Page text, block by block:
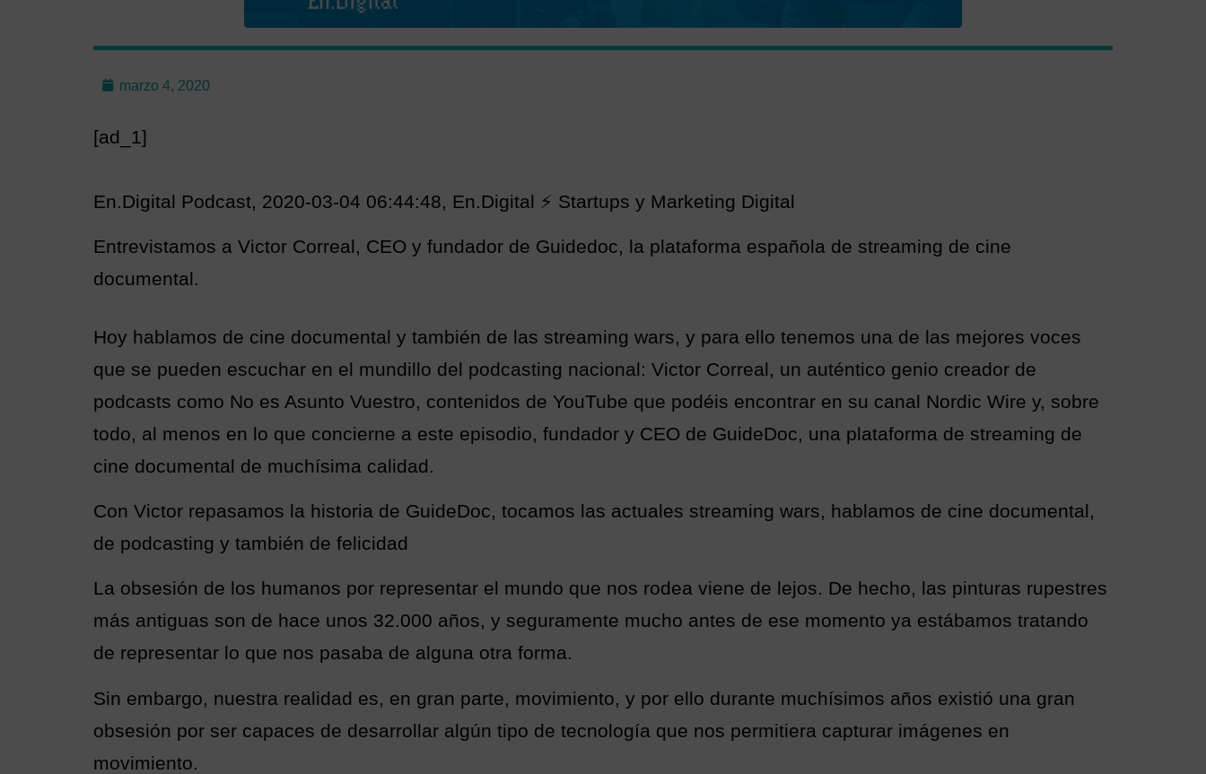
marzo 4, 2020
[ad_1]
En.Digital Podcast, 2020-03-04 06:44:48, En.Digital ⚡️ Startups y Marketing Digital
Entrevistamos a Victor Correal, CEO y fundador de Guidedoc, la plataforma española de streaming de cine
documental.
Hoy hablamos de cine documental y también de las streaming wars, y para ello tenemos una de las mejores voces
que se pueden escuchar en el mundillo del podcasting nacional: Victor Correal, un auténtico genio creador de
podcasts como No es Asunto Vuestro, contenidos de YouTube que podéis encontrar en su canal Nordic Wire y, sobre
todo, al menos en lo que concierne a este episodio, fundador y CEO de GuideDoc, una plataforma de streaming de
cine documental de muchísima calidad.
Con Victor repasamos la historia de GuideDoc, tocamos las actuales streaming wars, hablamos de cine documental,
de podcasting y también de felicidad
La obsesión de los humanos por representar el mundo que nos rodea viene de lejos. De hecho, las pinturas rupestres
más antiguas son de hace unos 32.000 años, y seguramente mucho antes de ese momento ya estábamos tratando
de representar lo que nos pasaba de alguna otra forma.
Sin embargo, nuestra realidad es, en gran parte, movimiento, y por ello durante muchísimos años existió una gran
obsesión por ser capaces de desarrollar algún tipo de tecnología que nos permitiera capturar imágenes en
movimiento.